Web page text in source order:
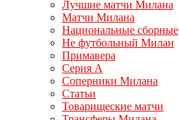
Лучшие матчи Милана
Матчи Милана
Национальные сборные
Не футбольный Милан
Примавера
Серия А
Соперники Милана
Статьи
Товарищеские матчи